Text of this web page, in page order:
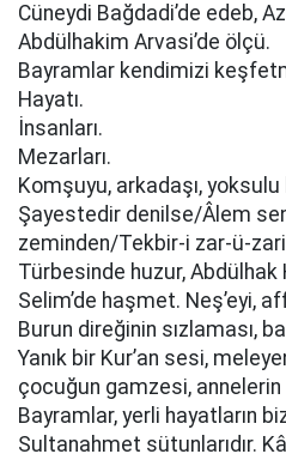
Cüneydi Bağdadi’de edeb,
Abdülhakim Arvasi’de ölçü.
Bayramlar kendimizi
Hayatı.
İnsanları.
Mezarları.
Komşuyu, arkadaşı,
Şayestedir denilse/Âlem
zeminden/Tekbir-i zar-ü-
Türbesinde huzur, Abdülhak
Selim’de haşmet. Neş’eyi,
Burun direğinin sızlaması,
Yanık bir Kur’an sesi,
çocuğun gamzesi, annelerin
Bayramlar, yerli hayatların
Sultanahmet sütunlarıdır.